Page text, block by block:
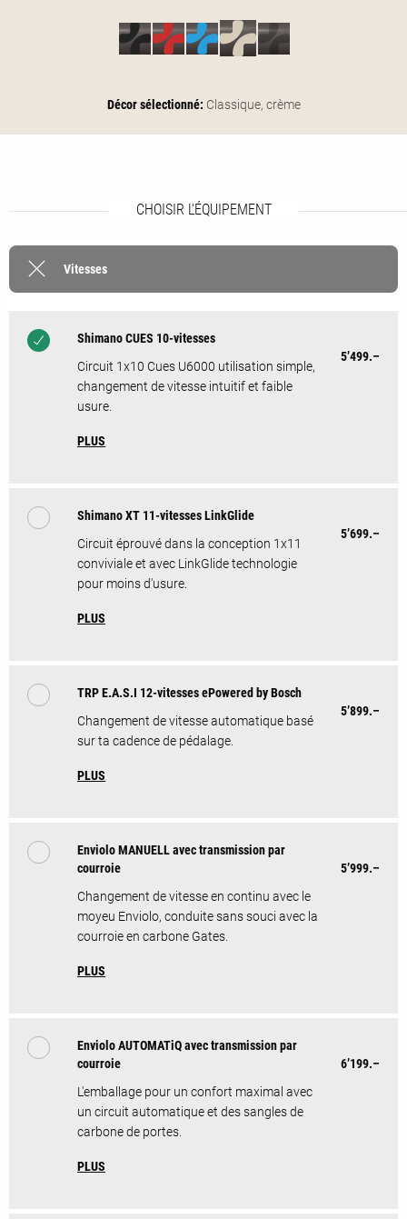
Décor sélectionné: Classique, crème
CHOISIR L'ÉQUIPEMENT
Vitesses
Shimano CUES 10-vitesses
Circuit 1x10 Cues U6000 utilisation simple,
changement de vitesse intuitif et faible
usure.
PLUS
5’499.–
Shimano XT 11-vitesses LinkGlide
Circuit éprouvé dans la conception 1x11
conviviale et avec LinkGlide technologie
pour moins d'usure.
PLUS
5’699.–
TRP E.A.S.I 12-vitesses ePowered by Bosch
Changement de vitesse automatique basé
sur ta cadence de pédalage.
PLUS
5’899.–
Enviolo MANUELL avec transmission par
courroie
Changement de vitesse en continu avec le
moyeu Enviolo, conduite sans souci avec la
courroie en carbone Gates.
PLUS
5’999.–
Enviolo AUTOMATiQ avec transmission par
courroie
L'emballage pour un confort maximal avec
un circuit automatique et des sangles de
carbone de portes.
PLUS
6’199.–